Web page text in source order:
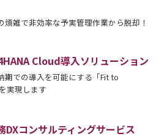
煩雑で非効率な予実管理作業から脱却！
Cloud導入ソリューション
期での導入を可能にする「Fit to
実現します
DXコンサルティングサービス